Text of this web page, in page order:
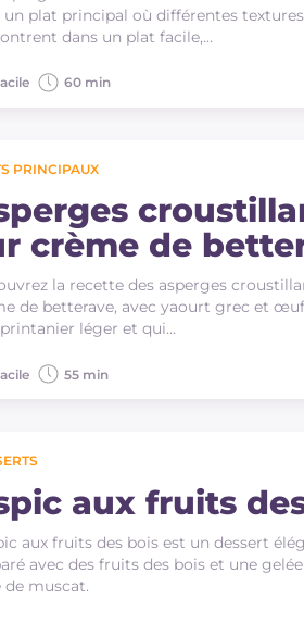
un plat principal où différentes
dans un plat facile,…
60 min
PRINCIPAUX
crème de
œuf poché
la recette des asperges
de betterave, avec yaourt grec et
léger et qui…
55 min
aux fruits
aux fruits des bois est un dessert
avec des fruits des bois et une
de muscat.